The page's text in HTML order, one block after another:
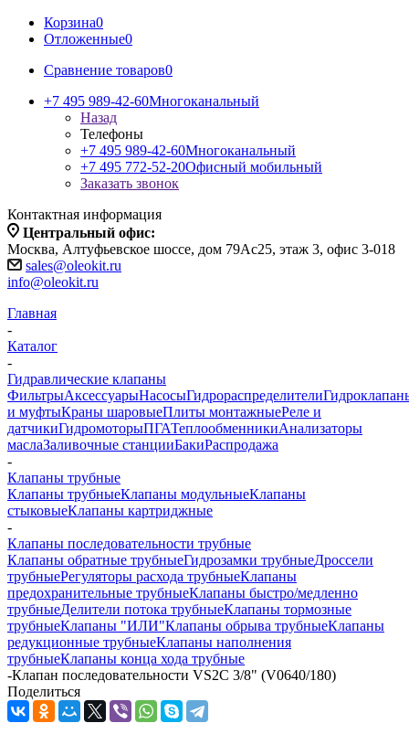
Корзина0
Отложенные0
Сравнение товаров0
+7 495 989-42-60Многоканальный
Назад
Телефоны
+7 495 989-42-60Многоканальный
+7 495 772-52-20Офисный мобильный
Заказать звонок
Контактная информация
Центральный офис:
Москва, Алтуфьевское шоссе, дом 79Ас25, этаж 3, офис 3-018
sales@oleokit.ru
info@oleokit.ru
Главная
-
Каталог
-
Гидравлические клапаны
ФильтрыАксессуарыНасосыГидрораспределители
и муфтыКраны шаровыеПлиты монтажныеРеле и
датчикиГидромоторыПГАТеплообменникиАнализаторы
маслаЗаливочные станцииБакиРаспродажа
-
Клапаны трубные
Клапаны трубныеКлапаны модульныеКлапаны
стыковыеКлапаны картриджные
-
Клапаны последовательности трубные
Клапаны обратные трубныеГидрозамки трубныеДроссели
трубныеРегуляторы расхода трубныеКлапаны
предохранительные трубныеКлапаны быстро/медленно
трубныеДелители потока трубныеКлапаны тормозные
трубныеКлапаны "ИЛИ"Клапаны обрыва трубныеКлапаны
редукционные трубныеКлапаны наполнения
трубныеКлапаны конца хода трубные
-Клапан последовательности VS2C 3/8" (V0640/180)
Поделиться